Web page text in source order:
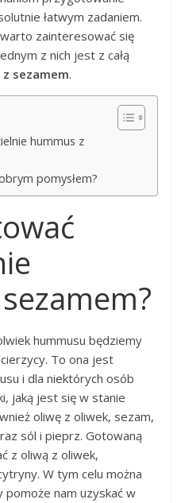
łatwym zadaniem.
zainteresować się
z nich jest z całą
sezamem.
hummus z
pomysłem?
hummusu będziemy
To ona jest
i dla niektórych osób
jaką jest się w stanie
oliwę z oliwek, sezam,
sól i pieprz. Gotowaną
z oliwą z oliwek,
W tym celu można
nam uzyskać w